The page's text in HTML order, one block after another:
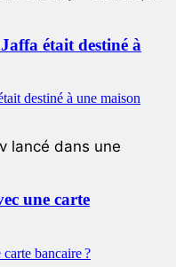
était destiné à
lancé dans une
une carte